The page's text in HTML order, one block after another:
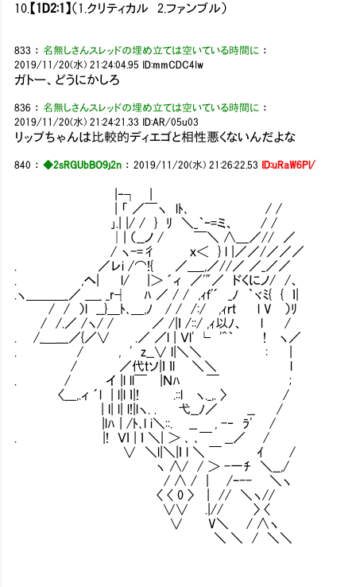
10. 【1D2:1】 （1.クリティカル 2.ファンブル）
833 ： 名無しさんスレッドの埋め立ては空いている時間に ：
2019/11/20(水) 21:24:04.95 ID:mmCDC4Iw
ガトー、どうにかしろ
836 ： 名無しさんスレッドの埋め立ては空いている時間に ：
2019/11/20(水) 21:24:21.33 ID:AR/05u03
リップちゃんは比較的ディエゴと相性悪くないんだよな
840 ：◆2sRGUbBO9j2n ：2019/11/20(水) 21:26:22.53 ID:uRaW6Pl/
|‐┐ |
| 「 ／￣ヽ lﾄ､ / /
｣.| |/ / } ﾘ ＼_｀ｰ=ミ、 / /
│| （__ノ / ￣＼ ∧＿／// ／
/ ヽ-=彳 ｘ＜ } l |／／/／／／
. ／レi /⌒!{ ／＿_,／//／ ／_／／
. ,へ| l/ |＞ ´ィ ／'"／ ドくにノ/ /、
.ヽ＿＿＿_／ ＿_ _r┤ ﾊ ／ / / ,ｨｆ'´ _ﾉ ｀ヾﾐ{ { ｌ|
/ / ）l __}＿ﾄ､＿,ﾉ / / /:/ ,ｨｒｔ l V ）ﾘ
/ /.／ /ヽ/ / ／ /|ｌ /::/ ,ｨ以ﾉ、 l /
. /_＿___／{／∨ .／ ／l | Ｖl' └ '^｀ ! ヽ／
. / , ' z__∨ l|＼＼ : |
/ ／代ｔソ|ｌ ｌl ＼＼ l
. / イ |l ll￣ |Ｎﾊ ￣ ; 考えてみたんだがパッ
〈___,.ィ ´l | l|l ｌ|! .::l ヽ._,. 〉 /
| l| l| l!|lヽ. . 弋__ﾉ／ __ / 宝具が愛する者
|lﾊ | /ﾄ､l i＼::. __ , -‐ ﾗ' /
. |! Ｖｌ | ｌ ＼| ＞ ､ ､￣ __／ /
∨ ＼l|＼|ｌ l ＼ ￣ ｲ /
ヽ ∧/ / ＞ -一ﾁ ＼__,/
/ ∧ / | /ｰ-- ＼ヽ
〈 〈 0 〉 | // ＼ヽ//
∨∨ .|// 〉 〈
∨ V＼ / ∧ヽ
＼ ＼ / ＼＼